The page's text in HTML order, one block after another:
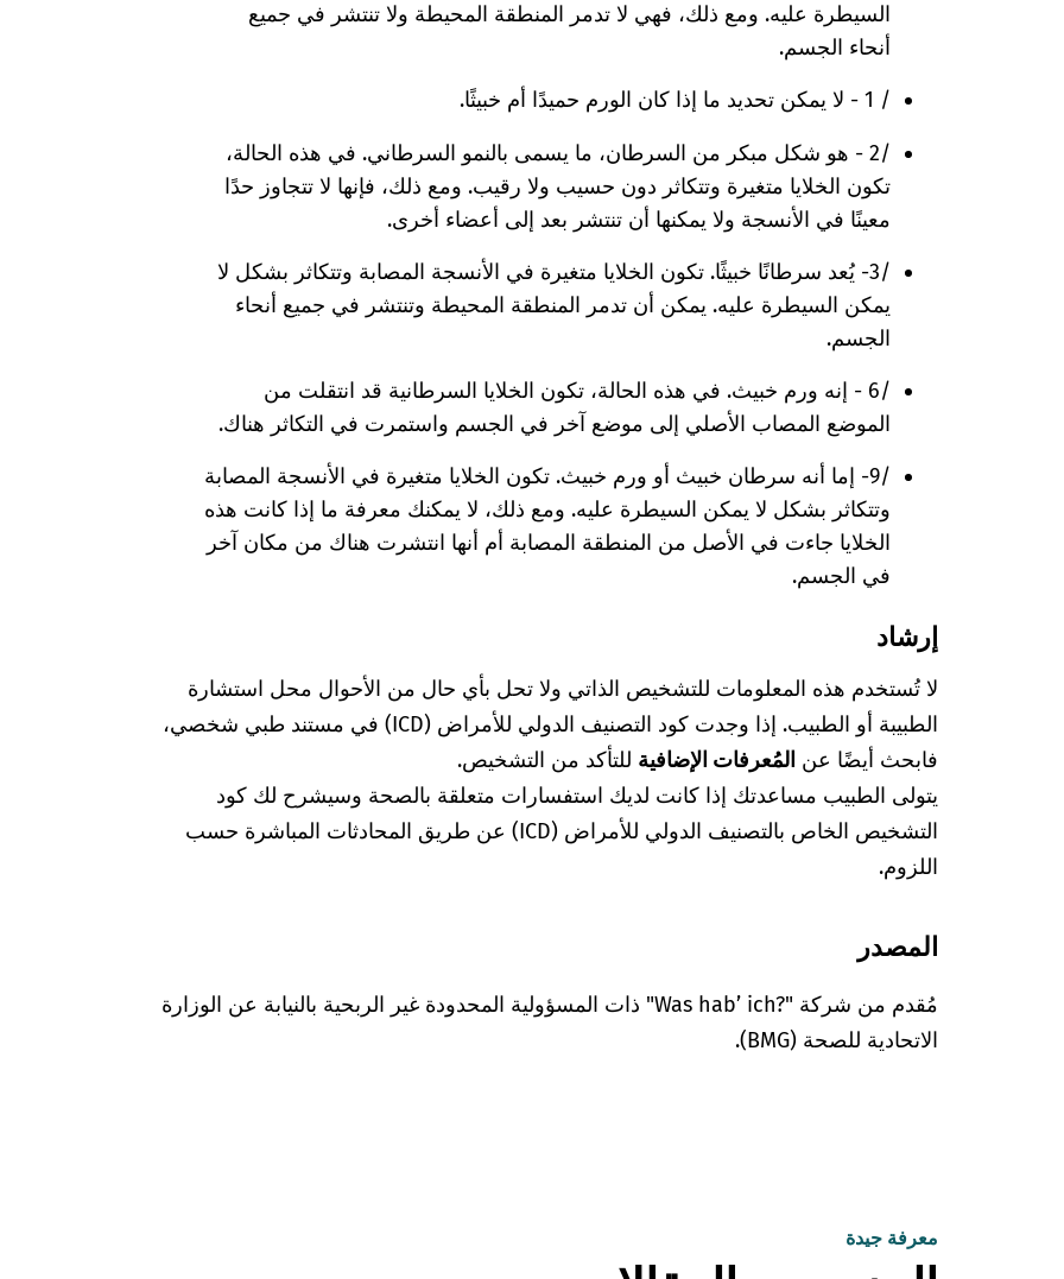
السيطرة عليه. ومع ذلك، فهي لا تدمر المنطقة المحيطة ولا تنتشر في جميع
أنحاء الجسم.
/ 1 - لا يمكن تحديد ما إذا كان الورم حميدًا أم خبيثًا.
/2 - هو شكل مبكر من السرطان، ما يسمى بالنمو السرطاني. في هذه الحالة،
تكون الخلايا متغيرة وتتكاثر دون حسيب ولا رقيب. ومع ذلك، فإنها لا تتجاوز حدًا
معينًا في الأنسجة ولا يمكنها أن تنتشر بعد إلى أعضاء أخرى.
/3- يُعد سرطانًا خبيثًا. تكون الخلايا متغيرة في الأنسجة المصابة وتتكاثر بشكل لا
يمكن السيطرة عليه. يمكن أن تدمر المنطقة المحيطة وتنتشر في جميع أنحاء
الجسم.
/6 - إنه ورم خبيث. في هذه الحالة، تكون الخلايا السرطانية قد انتقلت من
الموضع المصاب الأصلي إلى موضع آخر في الجسم واستمرت في التكاثر هناك.
/9- إما أنه سرطان خبيث أو ورم خبيث. تكون الخلايا متغيرة في الأنسجة المصابة
وتتكاثر بشكل لا يمكن السيطرة عليه. ومع ذلك، لا يمكنك معرفة ما إذا كانت هذه
الخلايا جاءت في الأصل من المنطقة المصابة أم أنها انتشرت هناك من مكان آخر
في الجسم.
إرشاد
لا تُستخدم هذه المعلومات للتشخيص الذاتي ولا تحل بأي حال من الأحوال محل استشارة
الطبيبة أو الطبيب. إذا وجدت كود التصنيف الدولي للأمراض (ICD) في مستند طبي شخصي،
فابحث أيضًا عن المُعرفات الإضافية للتأكد من التشخيص.
يتولى الطبيب مساعدتك إذا كانت لديك استفسارات متعلقة بالصحة وسيشرح لك كود
التشخيص الخاص بالتصنيف الدولي للأمراض (ICD) عن طريق المحادثات المباشرة حسب
اللزوم.
المصدر
مُقدم من شركة "Was hab’ ich?‎" ذات المسؤولية المحدودة غير الربحية بالنيابة عن الوزارة
الاتحادية للصحة (BMG).
معرفة جيدة